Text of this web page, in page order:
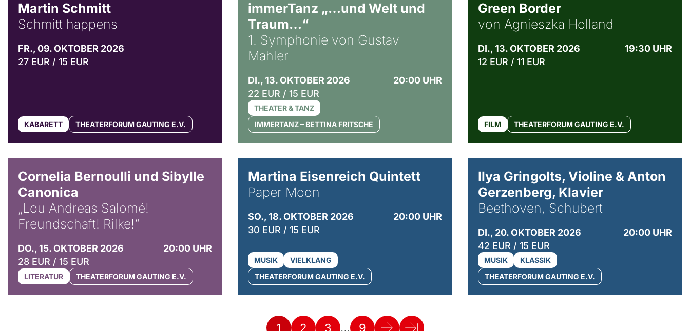
Martin Schmitt
Schmitt happens
FR., 09. OKTOBER 2026
27 EUR / 15 EUR
KABARETT THEATERFORUM GAUTING E.V.
immerTanz „…und Welt und
Traum…“
1. Symphonie von Gustav
Mahler
DI., 13. OKTOBER 2026
20:00 UHR
22 EUR / 15 EUR
THEATER & TANZ
IMMERTANZ – BETTINA FRITSCHE
Green Border
von Agnieszka Holland
DI., 13. OKTOBER 2026
19:30 UHR
12 EUR / 11 EUR
FILM THEATERFORUM GAUTING E.V.
Cornelia Bernoulli und Sibylle
Canonica
„Lou Andreas Salomé!
Freundschaft! Rilke!“
DO., 15. OKTOBER 2026
20:00 UHR
28 EUR / 15 EUR
LITERATUR THEATERFORUM GAUTING E.V.
Martina Eisenreich Quintett
Paper Moon
SO., 18. OKTOBER 2026
20:00 UHR
30 EUR / 15 EUR
MUSIK
VIELKLANG
THEATERFORUM GAUTING E.V.
Ilya Gringolts, Violine & Anton
Gerzenberg, Klavier
Beethoven, Schubert
DI., 20. OKTOBER 2026
20:00 UHR
42 EUR / 15 EUR
MUSIK
KLASSIK
THEATERFORUM GAUTING E.V.
1 2 3 … 9